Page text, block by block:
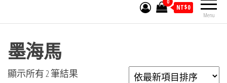
Menu
NT$0
墨海馬
顯示所有 2 筆結果